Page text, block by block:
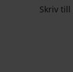
Skriv till